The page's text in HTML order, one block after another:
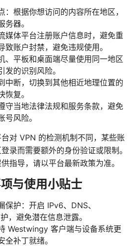
：根据你想访问的内容所在地区，
器。
媒体平台注册账户信息时，避免重
致账户封禁，避免违规使用。
、平板和桌面端尽量使用同一地区
的识别风险。
中断，切换到其他相近地理位置的
复。
守当地法律法规和服务条款，避免
风险。
对 VPN 的检测机制不同，某些账
录而需要额外的身份验证或限制。
指导，请以平台最新政策为准。
与使用小贴士
保护：开启 IPv6、DNS、
，避免潜在信息泄露。
Westwingy 客户端与设备系统更
补丁就绪。